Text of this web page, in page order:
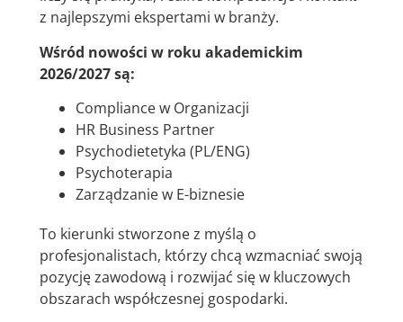
z najlepszymi ekspertami w branży.
Wśród nowości w roku akademickim
2026/2027 są:
Compliance w Organizacji
HR Business Partner
Psychodietetyka (PL/ENG)
Psychoterapia
Zarządzanie w E-biznesie
To kierunki stworzone z myślą o
profesjonalistach, którzy chcą wzmacniać swoją
pozycję zawodową i rozwijać się w kluczowych
obszarach współczesnej gospodarki.